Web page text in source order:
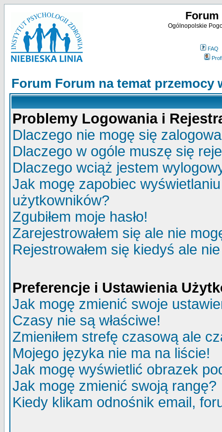
Forum
Ogólnopolskie
FAQ
Forum Forum na temat przemocy
Problemy Logowania i
Dlaczego nie mogę się
Dlaczego w ogóle muszę się
Dlaczego wciąż jestem
Jak mogę zapobiec
użytkowników?
Zgubiłem moje hasło!
Zarejestrowałem się ale nie
Rejestrowałem się kiedyś ale
Preferencje i Ustawienia
Jak mogę zmienić swoje
Czasy nie są właściwe!
Zmieniłem strefę czasową ale
Mojego języka nie ma na liście!
Jak mogę wyświetlić obrazek
Jak mogę zmienić swoją rangę?
Kiedy klikam odnośnik email,